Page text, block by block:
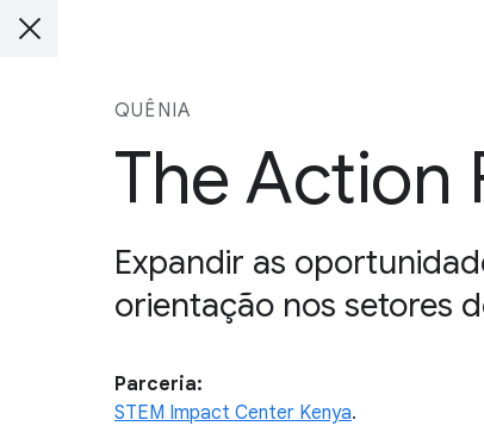
QUÊNIA
The Action
Expandir as
orientação nos setores
Parceria:
STEM Impact Center Kenya.